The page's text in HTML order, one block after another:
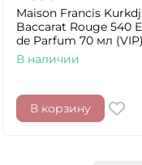
Maison Francis
Baccarat Rouge 540
de Parfum 70 мл (VIP)
В наличии
В корзину